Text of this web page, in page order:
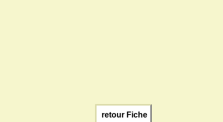
retour Fiche